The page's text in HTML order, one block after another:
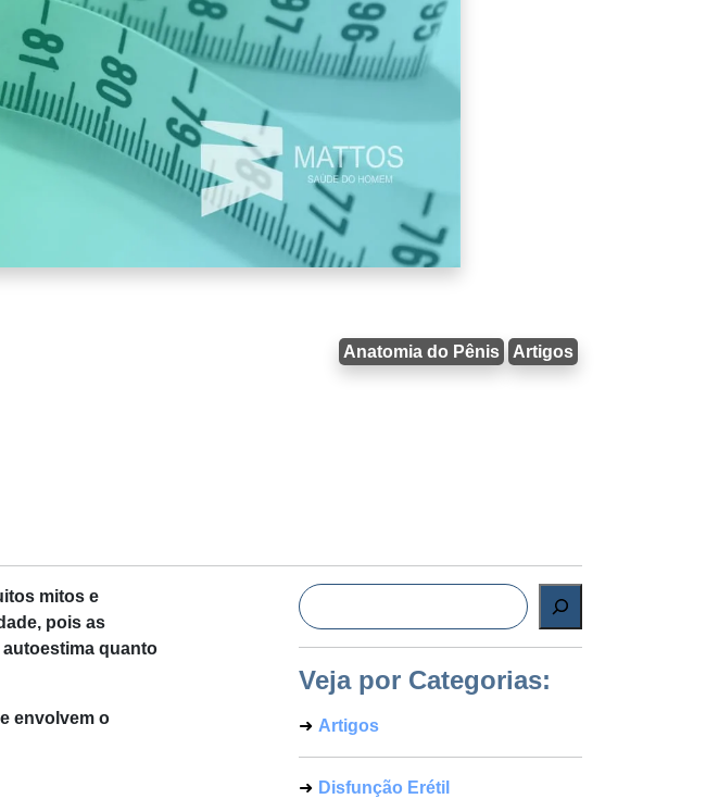
Anatomia do Pênis Artigos
mitos e
pois as
quanto
envolvem o
Pesquisar
Veja por Categorias:
Artigos
Disfunção Erétil